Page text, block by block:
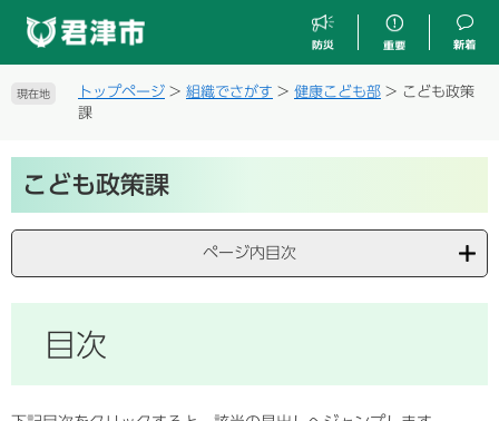
現在地 トップページ > 組織でさがす > 健康こども部 > こども政策
課
文こども政策課
ページ内目次
目次